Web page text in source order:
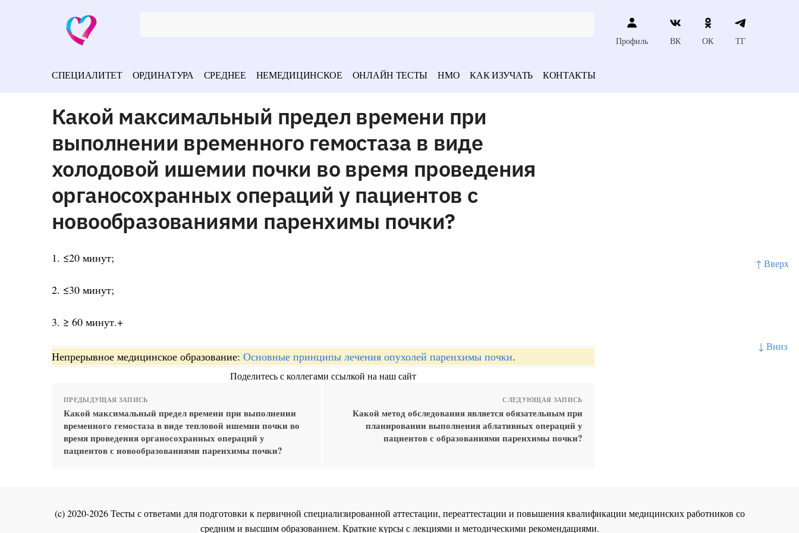
↑ Вверх
↓ Вниз
Профиль ВК ОК ТГ
СПЕЦИАЛИТЕТ ОРДИНАТУРА СРЕДНЕЕ НЕМЕДИЦИНСКОЕ ОНЛАЙН ТЕСТЫ НМО КАК ИЗУЧАТЬ КОНТАКТЫ
Какой максимальный предел времени при
выполнении временного гемостаза в виде
холодовой ишемии почки во время проведения
органосохранных операций у пациентов с
новообразованиями паренхимы почки?
1. ≤20 минут;
2. ≤30 минут;
3. ≥ 60 минут.+
Непрерывное медицинское образование: Основные принципы лечения опухолей паренхимы почки.
Поделитесь с коллегами ссылкой на наш сайт
ПРЕДЫДУЩАЯ ЗАПИСЬ
Какой максимальный предел времени при выполнении
временного гемостаза в виде тепловой ишемии почки во
время проведения органосохранных операций у
пациентов с новообразованиями паренхимы почки?
СЛЕДУЮЩАЯ ЗАПИСЬ
Какой метод обследования является обязательным при
планировании выполнения аблативных операций у
пациентов с образованиями паренхимы почки?
(c) 2020-2026 Тесты с ответами для подготовки к первичной специализированной аттестации, переаттестации и повышения квалификации медицинских работников со
средним и высшим образованием. Краткие курсы с лекциями и методическими рекомендациями.